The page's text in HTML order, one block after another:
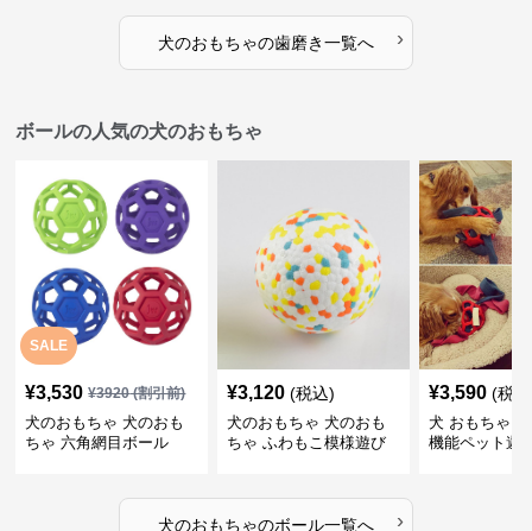
犬のおもちゃの歯磨き一覧へ ›
ボールの人気の犬のおもちゃ
SALE
¥3,530 ¥3920(割引前)
犬のおもちゃ 犬のおも
ちゃ 六角網目ボール
¥3,120 (税込)
犬のおもちゃ 犬のおも
ちゃ ふわもこ模様遊び
¥3,590 (税
犬 おもちゃ
機能ペット遊
犬のおもちゃのボール一覧へ ›